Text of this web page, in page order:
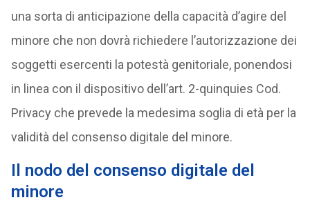
una sorta di anticipazione della capacità d’agire del
minore che non dovrà richiedere l’autorizzazione dei
soggetti esercenti la potestà genitoriale, ponendosi
in linea con il dispositivo dell’art. 2-quinquies Cod.
Privacy che prevede la medesima soglia di età per la
validità del consenso digitale del minore.
Il nodo del consenso digitale del
minore